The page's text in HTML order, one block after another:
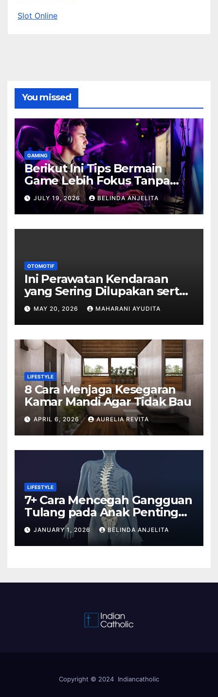
Slot Online
You missed
GAMING
Berikut Ini Tips Bermain
Game Lebih Fokus Tanpa
Cepat Buyar
JULY 19, 2026 BELINDA ANJELITA
OTOMOTIF
Ini Perawatan Kendaraan
yang Sering Dilupakan serta
Dampaknya
MAY 20, 2026 MAHARANI AYUDITA
LIFESTYLE
8 Cara Menjaga Kesegaran
Kamar Mandi Agar Tidak Bau
APRIL 6, 2026 AURELIA REVITA
LIFESTYLE
7+ Cara Mencegah Gangguan
Tulang pada Anak Penting
Anda Tahu
JANUARY 1, 2026 BELINDA ANJELITA
Copyright © 2024 Indiancatholic